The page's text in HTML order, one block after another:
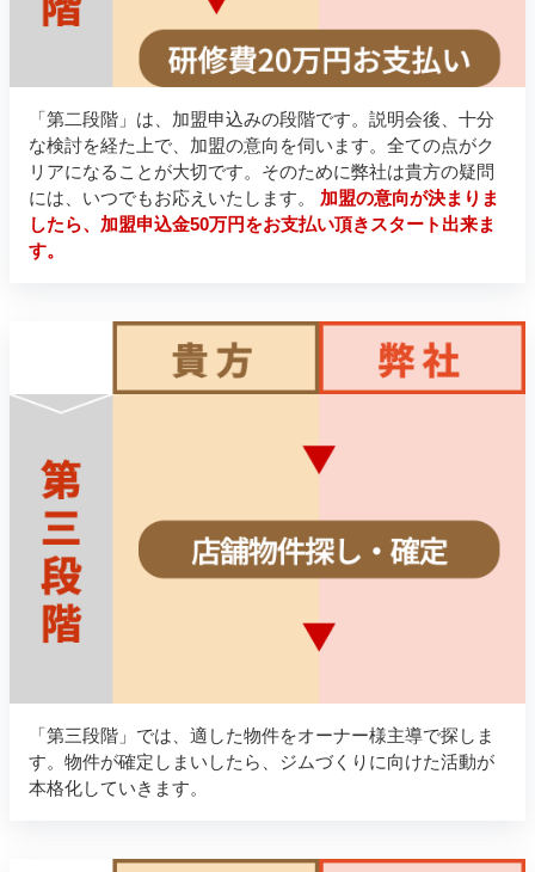
「第二段階」は、加盟申込みの段階です。説明会後、十分
な検討を経た上で、加盟の意向を伺います。全ての点がク
リアになることが大切です。そのために弊社は貴方の疑問
には、いつでもお応えいたします。 加盟の意向が決まりま
したら、加盟申込金50万円をお支払い頂きスタート出来ま
す。
「第三段階」では、適した物件をオーナー様主導で探しま
す。物件が確定しまいしたら、ジムづくりに向けた活動が
本格化していきます。